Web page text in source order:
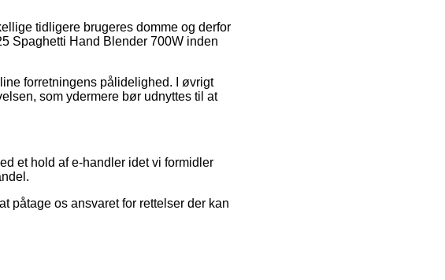
tidligere brugeres domme og derfor
Spaghetti Hand Blender 700W inden
forretningens pålidelighed. I øvrigt
som ydermere bør udnyttes til at
et hold af e-handler idet vi formidler
påtage os ansvaret for rettelser der kan